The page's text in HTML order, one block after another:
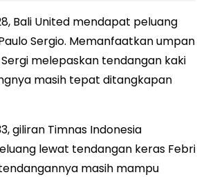
Bali United mendapat peluang
Sergio. Memanfaatkan umpan
melepaskan tendangan kaki
masih tepat ditangkapan
giliran Timnas Indonesia
lewat tendangan keras Febri
masih mampu